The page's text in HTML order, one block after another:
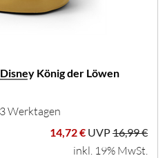
König der Löwen
Werktagen
14,72 € UVP16,99 €
inkl. 19% MwSt.